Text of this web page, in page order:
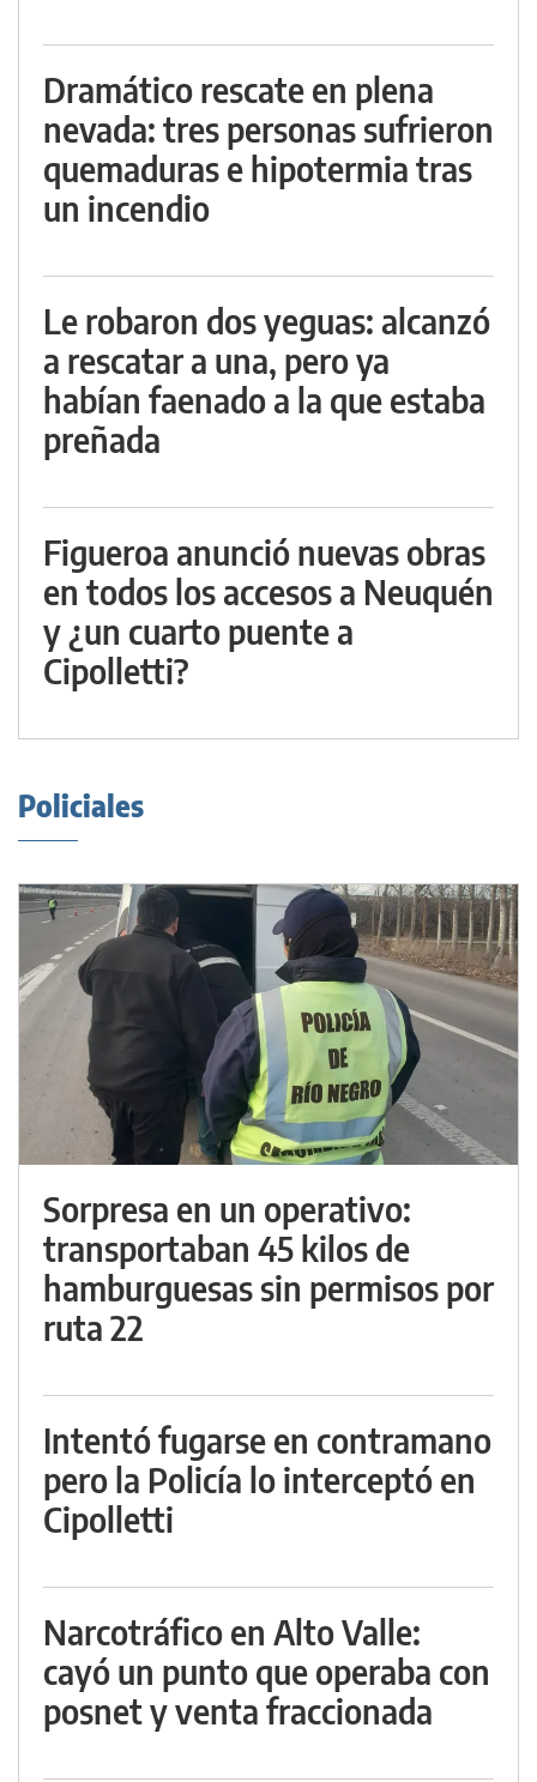
Dramático rescate en plena
nevada: tres personas sufrieron
quemaduras e hipotermia tras
un incendio
Le robaron dos yeguas: alcanzó
a rescatar a una, pero ya
habían faenado a la que estaba
preñada
Figueroa anunció nuevas obras
en todos los accesos a Neuquén
y ¿un cuarto puente a
Cipolletti?
Policiales
Sorpresa en un operativo:
transportaban 45 kilos de
hamburguesas sin permisos por
ruta 22
Intentó fugarse en contramano
pero la Policía lo interceptó en
Cipolletti
Narcotráfico en Alto Valle:
cayó un punto que operaba con
posnet y venta fraccionada